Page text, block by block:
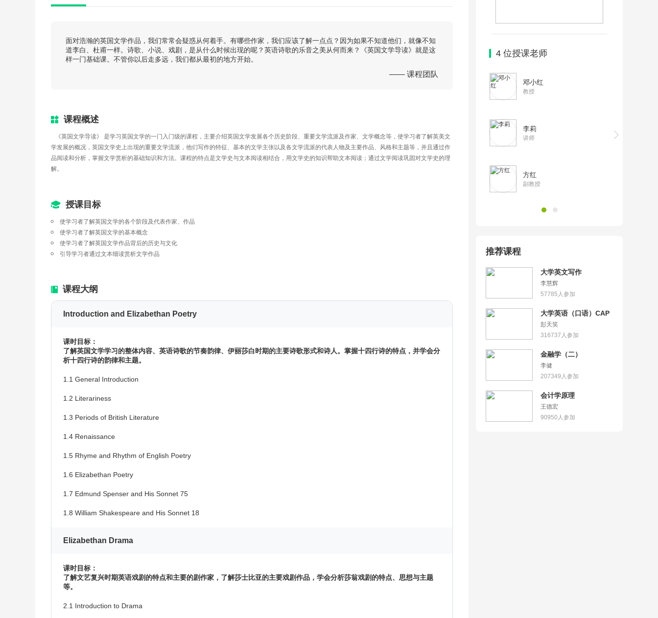
面对浩瀚的英国文学作品，我们常常会疑惑从何着手。有哪些作家，我们应该了解一点点？因为如果不知道他们，就像不知
道李白、杜甫一样。诗歌、小说、戏剧，是从什么时候出现的呢？英语诗歌的乐音之美从何而来？《英国文学导读》就是这
样一门基础课。不管你以后走多远，我们都从最初的地方开始。
—— 课程团队
课程概述
《英国文学导读》 是学习英国文学的一门入门级的课程，主要介绍英国文学发展各个历史阶段、重要文学流派及作家、文学概念等，使学习者了解英美文
学发展的概况，英国文学史上出现的重要文学流派，他们写作的特征、基本的文学主张以及各文学流派的代表人物及主要作品、风格和主题等，并且通过作
品阅读和分析，掌握文学赏析的基础知识和方法。课程的特点是文学史与文本阅读相结合，用文学史的知识帮助文本阅读；通过文学阅读巩固对文学史的理
解。
授课目标
使学习者了解英国文学的各个阶段及代表作家、作品
使学习者了解英国文学的基本概念
使学习者了解英国文学作品背后的历史与文化
引导学习者通过文本细读赏析文学作品
课程大纲
Introduction and Elizabethan Poetry
课时目标：
了解英国文学学习的整体内容、英语诗歌的节奏韵律、伊丽莎白时期的主要诗歌形式和诗人。掌握十四行诗的特点，并学会分
析十四行诗的韵律和主题。
1.1 General Introduction
1.2 Literariness
1.3 Periods of British Literature
1.4 Renaissance
1.5 Rhyme and Rhythm of English Poetry
1.6 Elizabethan Poetry
1.7 Edmund Spenser and His Sonnet 75
1.8 William Shakespeare and His Sonnet 18
Elizabethan Drama
课时目标：
了解文艺复兴时期英语戏剧的特点和主要的剧作家，了解莎士比亚的主要戏剧作品，学会分析莎翁戏剧的特点、思想与主题
等。
2.1 Introduction to Drama
4 位授课老师
邓小红
教授
李莉
讲师
方红
副教授
推荐课程
大学英文写作
李慧辉
57785 人参加
大学英语（口语）CAP
彭天笑
316737 人参加
金融学（二）
李健
207349 人参加
会计学原理
王德宏
90950 人参加